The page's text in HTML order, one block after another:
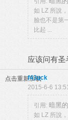
如 LZ 所說
臉也不是第
比起 ...
应该问有圣
点击重新加载
f43uck
2015-6-6 13:51
引用: 暗黑
如 LZ 所說